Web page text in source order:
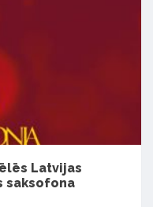
Latvijas
saksofona